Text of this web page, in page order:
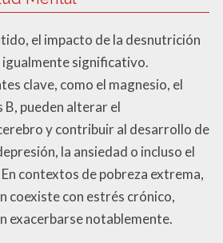
el impacto de la desnutrición
igualmente significativo.
clave, como el magnesio, el
B, pueden alterar el
y contribuir al desarrollo de
la ansiedad o incluso el
contextos de pobreza extrema,
coexiste con estrés crónico,
exacerbarse notablemente.